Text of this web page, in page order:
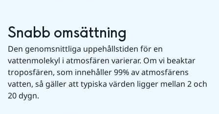
Snabb omsättning
Den genomsnittliga uppehållstiden för en
vattenmolekyl i atmosfären varierar. Om vi beaktar
troposfären, som innehåller 99% av atmosfärens
vatten, så gäller att typiska värden ligger mellan 2 och
20 dygn.